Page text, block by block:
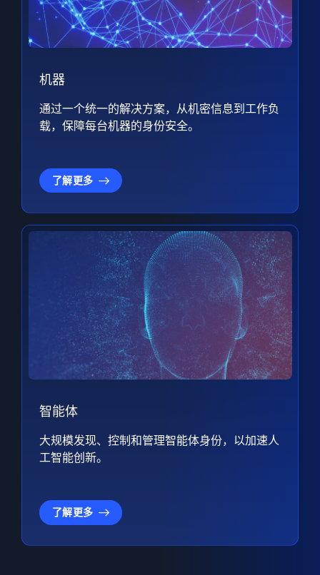
机器
通过一个统一的解决方案，从机密信息到工作负
载，保障每台机器的身份安全。
了解更多
智能体
大规模发现、控制和管理智能体身份，以加速人
工智能创新。
了解更多